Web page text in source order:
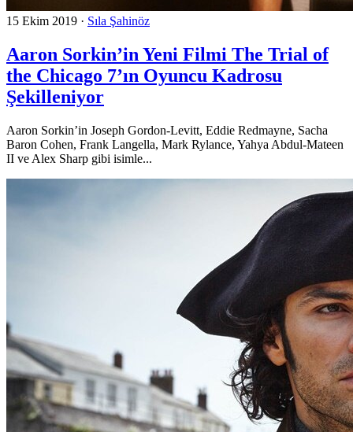
15 Ekim 2019 · Sıla Şahinöz
Aaron Sorkin’in Yeni Filmi The Trial of
the Chicago 7’ın Oyuncu Kadrosu
Şekilleniyor
Aaron Sorkin’in Joseph Gordon-Levitt, Eddie Redmayne, Sacha
Baron Cohen, Frank Langella, Mark Rylance, Yahya Abdul-Mateen
II ve Alex Sharp gibi isimle...